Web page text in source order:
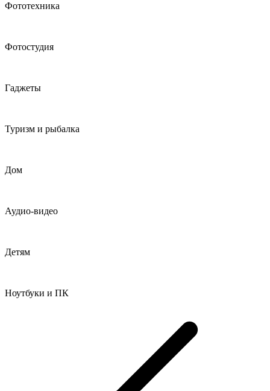
Фототехника
Фотостудия
Гаджеты
Туризм и рыбалка
Дом
Аудио-видео
Детям
Ноутбуки и ПК